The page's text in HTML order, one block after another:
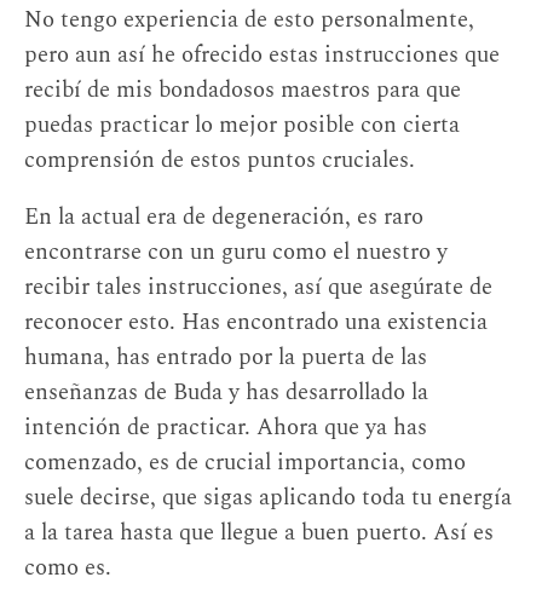
No tengo experiencia de esto personalmente,
pero aun así he ofrecido estas instrucciones que
recibí de mis bondadosos maestros para que
puedas practicar lo mejor posible con cierta
comprensión de estos puntos cruciales.
En la actual era de degeneración, es raro
encontrarse con un guru como el nuestro y
recibir tales instrucciones, así que asegúrate de
reconocer esto. Has encontrado una existencia
humana, has entrado por la puerta de las
enseñanzas de Buda y has desarrollado la
intención de practicar. Ahora que ya has
comenzado, es de crucial importancia, como
suele decirse, que sigas aplicando toda tu energía
a la tarea hasta que llegue a buen puerto. Así es
como es.